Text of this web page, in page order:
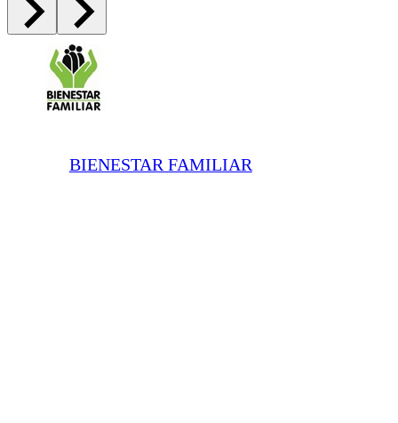
BIENESTAR FAMILIAR